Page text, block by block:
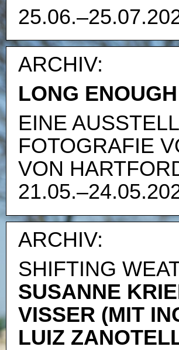
ARCHIV:
LONG
EINE
FOTOGRAFIE
VON
ARCHIV:
SHIFTING
SUSANNE
VISSER (MIT
LUIZ